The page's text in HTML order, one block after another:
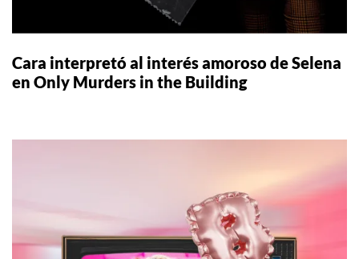
Cara interpretó al interés amoroso de Selena
en Only Murders in the Building